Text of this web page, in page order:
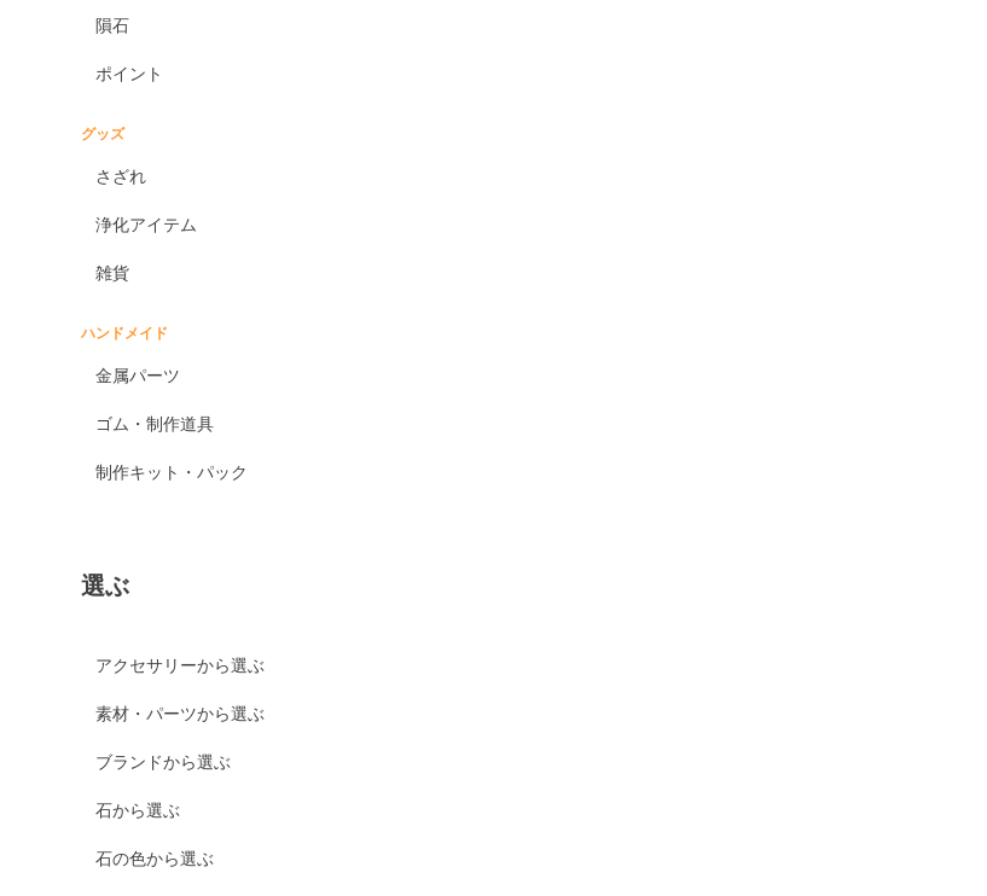
隕石
ポイント
グッズ
さざれ
浄化アイテム
雑貨
ハンドメイド
金属パーツ
ゴム・制作道具
制作キット・パック
選ぶ
アクセサリーから選ぶ
素材・パーツから選ぶ
ブランドから選ぶ
石から選ぶ
石の色から選ぶ